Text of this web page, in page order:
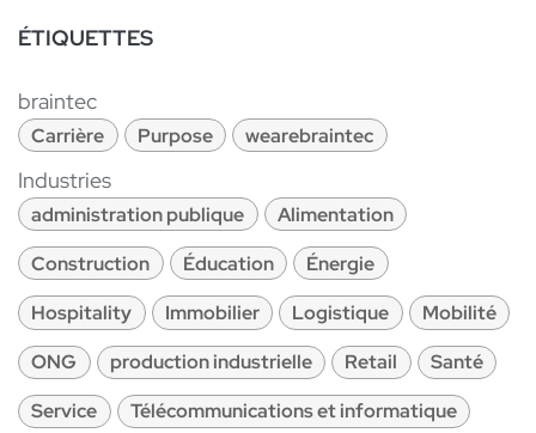
ÉTIQUETTES
braintec
Carrière Purpose wearebraintec
Industries
administration publique
Alimentation
Construction
Éducation
Énergie
Hospitality
Immobilier Logistique
Mobilité
ONG
production industrielle Retail
Santé
Service
Télécommunications et informatique